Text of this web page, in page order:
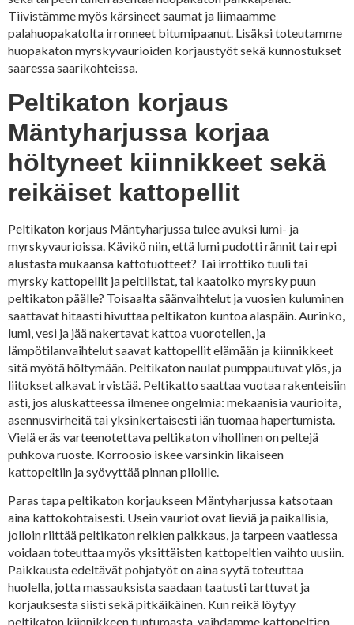
Tiivistämme myös kärsineet saumat ja liimaamme
palahuopakatolta irronneet bitumipaanut. Lisäksi toteutamme
huopakaton myrskyvaurioiden korjaustyöt sekä kunnostukset
saaressa saarikohteissa.
Peltikaton korjaus
Mäntyharjussa korjaa
höltyneet kiinnikkeet sekä
reikäiset kattopellit
Peltikaton korjaus Mäntyharjussa tulee avuksi lumi- ja
myrskyvaurioissa. Kävikö niin, että lumi pudotti rännit tai repi
alustasta mukaansa kattotuotteet? Tai irrottiko tuuli tai
myrsky kattopellit ja peltilistat, tai kaatoiko myrsky puun
peltikaton päälle? Toisaalta säänvaihtelut ja vuosien kuluminen
saattavat hitaasti hivuttaa peltikaton kuntoa alaspäin. Aurinko,
lumi, vesi ja jää nakertavat kattoa vuorotellen, ja
lämpötilanvaihtelut saavat kattopellit elämään ja kiinnikkeet
sitä myötä höltymään. Peltikaton naulat pumppautuvat ylös, ja
liitokset alkavat irvistää. Peltikatto saattaa vuotaa rakenteisiin
asti, jos aluskatteessa ilmenee ongelmia: mekaanisia vaurioita,
asennusvirheitä tai yksinkertaisesti iän tuomaa hapertumista.
Vielä eräs varteenotettava peltikaton vihollinen on peltejä
puhkova ruoste. Korroosio iskee varsinkin likaiseen
kattopeltiin ja syövyttää pinnan piloille.
Paras tapa peltikaton korjaukseen Mäntyharjussa katsotaan
aina kattokohtaisesti. Usein vauriot ovat lieviä ja paikallisia,
jolloin riittää peltikaton reikien paikkaus, ja tarpeen vaatiessa
voidaan toteuttaa myös yksittäisten kattopeltien vaihto uusiin.
Paikkausta edeltävät pohjatyöt on aina syytä toteuttaa
huolella, jotta massauksista saadaan taatusti tarttuvat ja
korjauksesta siisti sekä pitkäikäinen. Kun reikä löytyy
peltikaton kiinnikkeen tuntumasta, vaihdamme kattopeltien